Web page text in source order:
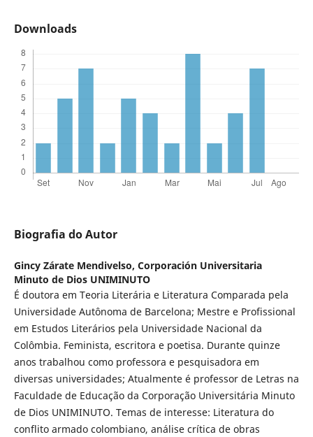
Downloads
Biografia do Autor
Gincy Zárate Mendivelso, Corporación Universitaria
Minuto de Dios UNIMINUTO
É doutora em Teoria Literária e Literatura Comparada pela
Universidade Autônoma de Barcelona; Mestre e Profissional
em Estudos Literários pela Universidade Nacional da
Colômbia. Feminista, escritora e poetisa. Durante quinze
anos trabalhou como professora e pesquisadora em
diversas universidades; Atualmente é professor de Letras na
Faculdade de Educação da Corporação Universitária Minuto
de Dios UNIMINUTO. Temas de interesse: Literatura do
conflito armado colombiano, análise crítica de obras